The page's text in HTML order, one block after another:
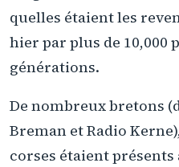
quelles étaient les
hier par plus de 10,000
générations.
De nombreux bretons
Breman et Radio
corses étaient présents